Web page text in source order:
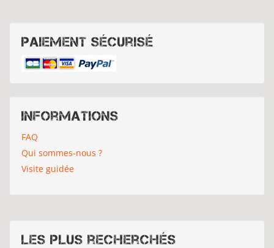
Paiement sécurisé
Informations
FAQ
Qui sommes-nous ?
Visite guidée
Les plus recherchés